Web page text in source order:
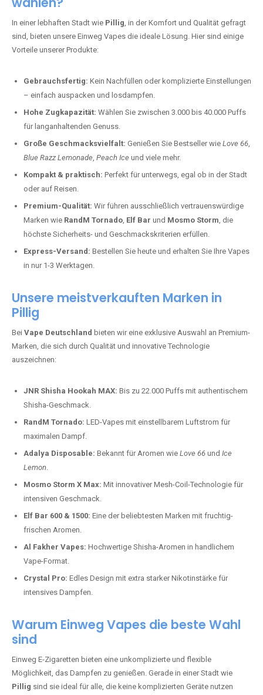
In einer lebhaften Stadt wie Pillig, in der Komfort und Qualität gefragt
sind, bieten unsere Einweg Vapes die ideale Lösung. Hier sind einige
Vorteile unserer Produkte:
Gebrauchsfertig: Kein Nachfüllen oder komplizierte Einstellungen
– einfach auspacken und losdampfen.
Hohe Zugkapazität: Wählen Sie zwischen 3.000 bis 40.000 Puffs
für langanhaltenden Genuss.
Große Geschmacksvielfalt: Genießen Sie Bestseller wie Love 66,
Blue Razz Lemonade, Peach Ice und viele mehr.
Kompakt & praktisch: Perfekt für unterwegs, egal ob in der Stadt
oder auf Reisen.
Premium-Qualität: Wir führen ausschließlich vertrauenswürdige
Marken wie RandM Tornado, Elf Bar und Mosmo Storm, die
höchste Sicherheits- und Geschmackskriterien erfüllen.
Express-Versand: Bestellen Sie heute und erhalten Sie Ihre Vapes
in nur 1-3 Werktagen.
Unsere meistverkauften Marken in
Pillig
Bei Vape Deutschland bieten wir eine exklusive Auswahl an Premium-
Marken, die sich durch Qualität und innovative Technologie
auszeichnen:
JNR Shisha Hookah MAX: Bis zu 22.000 Puffs mit authentischem
Shisha-Geschmack.
RandM Tornado: LED-Vapes mit einstellbarem Luftstrom für
maximalen Dampf.
Adalya Disposable: Bekannt für Aromen wie Love 66 und Ice
Lemon.
Mosmo Storm X Max: Mit innovativer Mesh-Coil-Technologie für
intensiven Geschmack.
Elf Bar 600 & 1500: Eine der beliebtesten Marken mit fruchtig-
frischen Aromen.
Al Fakher Vapes: Hochwertige Shisha-Aromen in handlichem
Vape-Format.
Crystal Pro: Edles Design mit extra starker Nikotinstärke für
intensives Dampfen.
Warum Einweg Vapes die beste Wahl
sind
Einweg E-Zigaretten bieten eine unkomplizierte und flexible
Möglichkeit, das Dampfen zu genießen. Gerade in einer Stadt wie
Pillig sind sie ideal für alle, die keine komplizierten Geräte nutzen